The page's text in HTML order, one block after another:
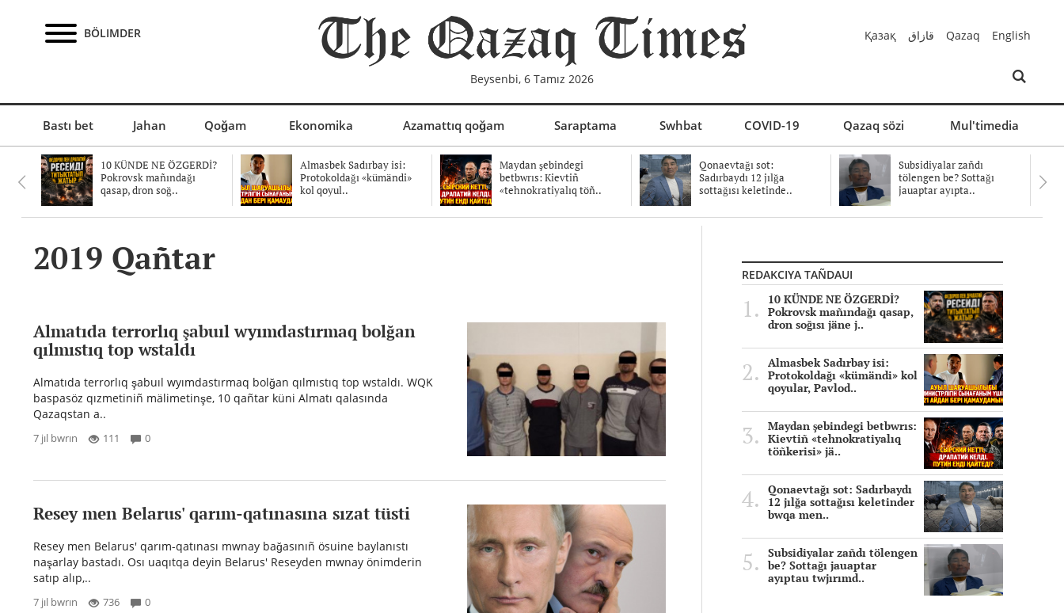
BÖLIMDER
Beysenbi, 6 Tamız 2026
Қазақ قازاق Qazaq English
Bastı bet Jahan Qoğam Ekonomika Azamattıq qoğam Saraptama Swhbat COVID-19 Qazaq sözi Mul'timedia
10 KÜNDE NE ÖZGERDİ?
Pokrovsk mañındağı
qasap, dron soğ..
Almasbek Sadırbay isi:
Protokoldağı «kümändi»
kol qoyul..
Maydan şebindegi
betbwrıs: Kievtiñ
«tehnokratiyalıq töñ..
Qonaevtağı sot:
Sadırbaydı 12 jılğa
sottağısı keletinde..
Subsidiyalar zañdı
tölengen be? Sottağı
jauaptar ayıpta..
2019 Qañtar
Almatıda terrorlıq şabuıl wyımdastırmaq bolğan
qılmıstıq top wstaldı
Almatıda terrorlıq şabuıl wyımdastırmaq bolğan qılmıstıq top wstaldı. WQK
baspasöz qızmetiniñ mälimetinşe, 10 qañtar küni Almatı qalasında
Qazaqstan a..
7 jıl bwrın 111 0
Resey men Belarus' qarım-qatınasına sızat tüsti
Resey men Belarus' qarım-qatınası mwnay bağasınıñ ösuine baylanıstı
naşarlay bastadı. Osı uaqıtqa deyin Belarus' Reseyden mwnay önimderin
satıp alıp,..
7 jıl bwrın 736 0
REDAKCIYA TAÑDAUI
10 KÜNDE NE ÖZGERDİ?
Pokrovsk mañındağı qasap,
dron soğısı jäne j..
Almasbek Sadırbay isi:
Protokoldağı «kümändi» kol
qoyular, Pavlod..
Maydan şebindegi betbwrıs:
Kievtiñ «tehnokratiyalıq
töñkerisi» jä..
Qonaevtağı sot: Sadırbaydı
12 jılğa sottağısı keletinder
bwqa men..
Subsidiyalar zañdı tölengen
be? Sottağı jauaptar
ayıptau twjırımd..